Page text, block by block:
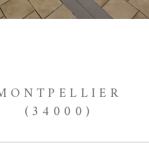
(34000)